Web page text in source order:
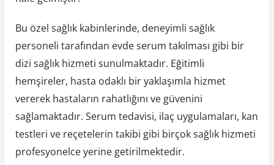
Bu özel sağlık kabinlerinde, deneyimli sağlık
personeli tarafından evde serum takılması gibi bir
dizi sağlık hizmeti sunulmaktadır. Eğitimli
hemşireler, hasta odaklı bir yaklaşımla hizmet
vererek hastaların rahatlığını ve güvenini
sağlamaktadır. Serum tedavisi, ilaç uygulamaları, kan
testleri ve reçetelerin takibi gibi birçok sağlık hizmeti
profesyonelce yerine getirilmektedir.